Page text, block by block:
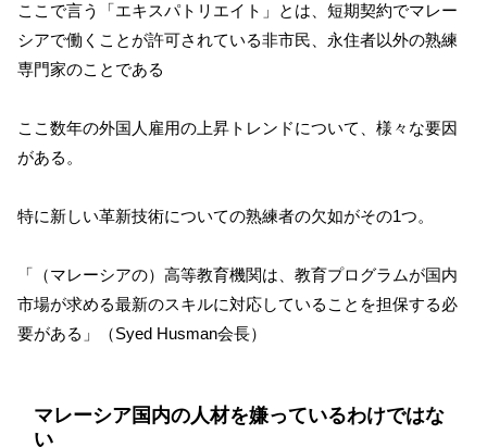
ここで言う「エキスパトリエイト」とは、短期契約でマレー
シアで働くことが許可されている非市民、永住者以外の熟練
専門家のことである
ここ数年の外国人雇用の上昇トレンドについて、様々な要因
がある。
特に新しい革新技術についての熟練者の欠如がその1つ。
「（マレーシアの）高等教育機関は、教育プログラムが国内
市場が求める最新のスキルに対応していることを担保する必
要がある」（Syed Husman会長）
マレーシア国内の人材を嫌っているわけではな
い